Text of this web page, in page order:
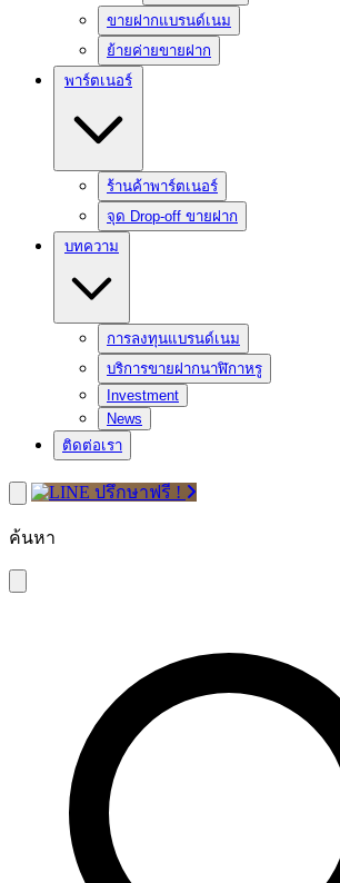
ขายฝากแบรนด์เนม
ย้ายค่ายขายฝาก
พาร์ตเนอร์
ร้านค้าพาร์ตเนอร์
จุด Drop-off ขายฝาก
บทความ
การลงทุนแบรนด์เนม
บริการขายฝากนาฬิกาหรู
Investment
News
ติดต่อเรา
ปรึกษาฟรี !
ค้นหา